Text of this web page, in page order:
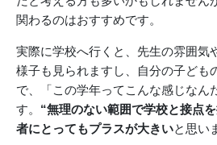
関わるのはおすすめです。
実際に学校へ行くと、先生の雰囲気
様子も見られますし、自分の子ども
で、「この学年ってこんな感じなん
す。 “無理のない範囲で学校と接点
者にとってもプラスが大きいと思い